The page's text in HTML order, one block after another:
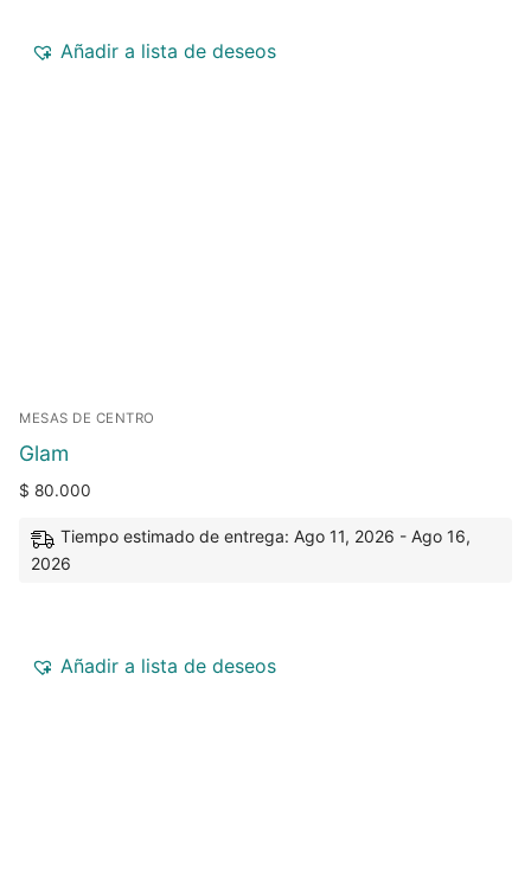
Añadir a lista de deseos
MESAS DE CENTRO
Glam
$ 80.000
Tiempo estimado de entrega: Ago 11, 2026 - Ago 16,
2026
Añadir a lista de deseos